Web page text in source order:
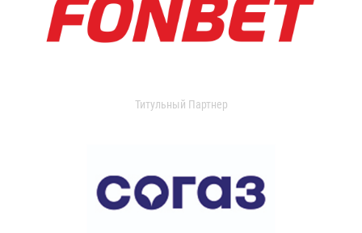
Титульный Партнер